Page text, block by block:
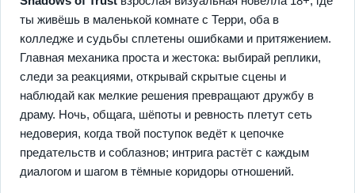
ты живёшь в маленькой комнате с Терри, оба в
колледже и судьбы сплетены ошибками и притяжением.
Главная механика проста и жестока: выбирай реплики,
следи за реакциями, открывай скрытые сцены и
наблюдай как мелкие решения превращают дружбу в
драму. Ночь, общага, шёпоты и ревность плетут сеть
недоверия, когда твой поступок ведёт к цепочке
предательств и соблазнов; интрига растёт с каждым
диалогом и шагом в тёмные коридоры отношений.